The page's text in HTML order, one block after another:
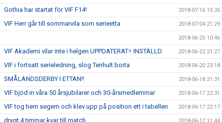
Gothia har startat för VIF F14! 2018-07-16 15:35
VIF Herr går till sommarvila som serieetta 2018-07-04 21:29
2018-06-25 10:46
VIF Akademi vilar inte i helgen UPPDATERAT= INSTÄLLD 2018-06-22 21:27
VIF i fortsatt serieledning, slog Tenhult borta 2018-06-20 23:18
SMÅLANDSDERBY I ETTAN!! 2018-06-18 21:31
VIF bjöd in våra 50 årsjubilarer och 30-årsmedlemmar 2018-06-17 22:31
VIF tog hem segern och klev upp på position ett i tabellen 2018-06-17 22:17
drygt 4 timmar kvar till match